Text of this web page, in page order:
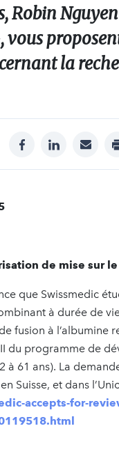
Robin
vous
la
facebooklinkedinmail
de mise sur
que Swissmedic
à durée de
fusion à l’albumine
du programme de
à 61 ans). La
Suisse, et dans
accepts-for-